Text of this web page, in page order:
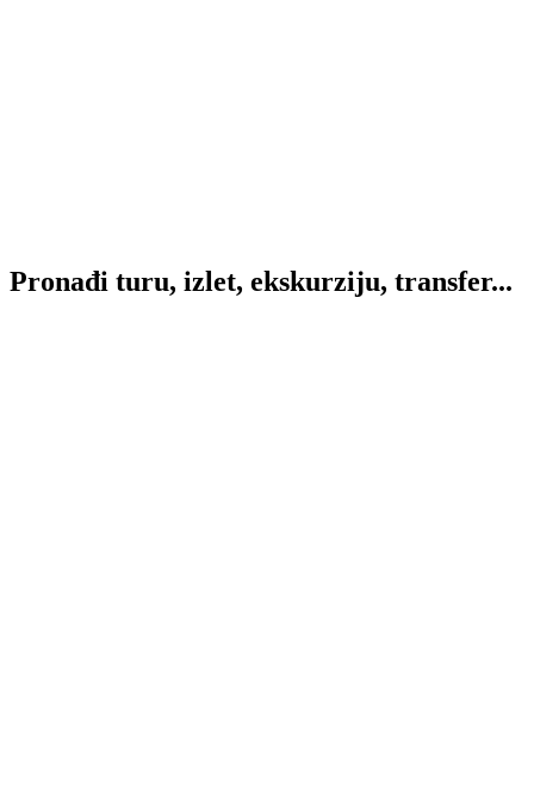
Pronađi turu, izlet, ekskurziju, transfer...